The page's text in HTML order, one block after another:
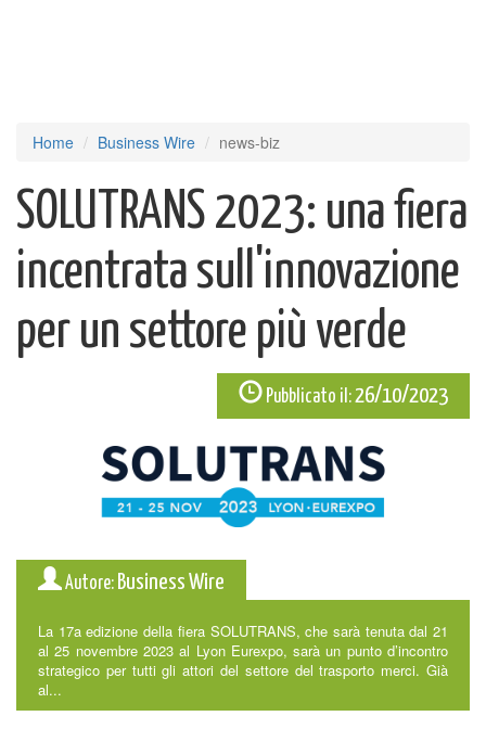
Home Business Wire news-biz
SOLUTRANS 2023: una fiera
incentrata sull'innovazione
per un settore più verde
Pubblicato il:26/10/2023
Autore: Business Wire
La 17a edizione della fiera SOLUTRANS, che sarà tenuta dal 21
al 25 novembre 2023 al Lyon Eurexpo, sarà un punto d’incontro
strategico per tutti gli attori del settore del trasporto merci. Già
al...